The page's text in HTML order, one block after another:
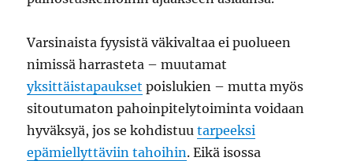
Varsinaista fyysistä väkivaltaa ei puolueen
nimissä harrasteta – muutamat
yksittäistapaukset poislukien – mutta myös
sitoutumaton pahoinpitelytoiminta voidaan
hyväksyä, jos se kohdistuutarpeeksi
epämiellyttäviin tahoihin. Eikä isossa